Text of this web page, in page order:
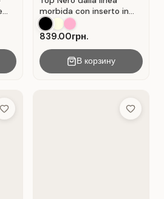
morbida con inserto in
pizzo traforato.
839.00грн.
В корзину
Add to Wish List Add to